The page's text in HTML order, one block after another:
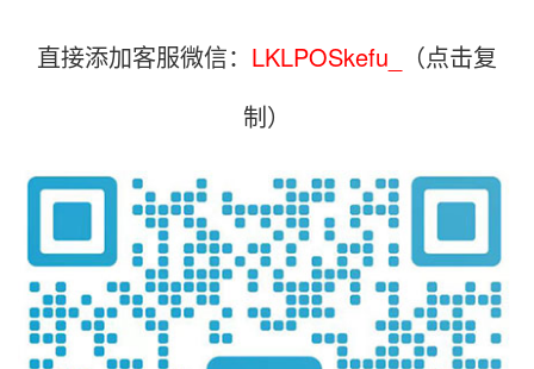
直接添加客服微信： LKLPOSkefu_
（点击复
制）